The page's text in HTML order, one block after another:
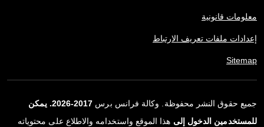
معلومات قانونية
إعدادات ملفات تعريف الارتباط
Sitemap
جميع حقوق النشر محفوظة. وكالة فرانس برس
2017-2026. يمكن
للمستخدمين الدخول إلى هذا الموقع واستخدامه والاطلاع على محتوياته